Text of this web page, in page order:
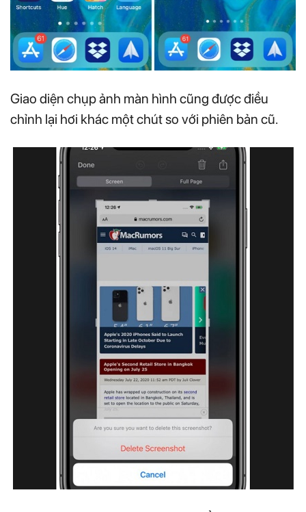
Giao diện chụp ảnh màn hình cũng được điều
chỉnh lại hơi khác một chút so với phiên bản cũ.